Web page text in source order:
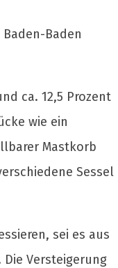
Baden
ca. 12,5 Prozent
wie ein
Mastkorb
Sessel
sei es aus
Versteigerung